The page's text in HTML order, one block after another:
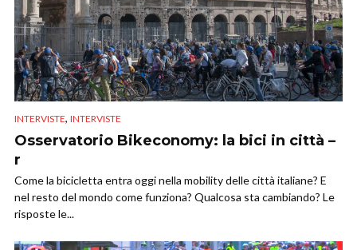
INTERVISTE, INTERVISTE
Osservatorio Bikeconomy: la bici in città –
r
Come la bicicletta entra oggi nella mobility delle città italiane? E
nel resto del mondo come funziona? Qualcosa sta cambiando? Le
risposte le...